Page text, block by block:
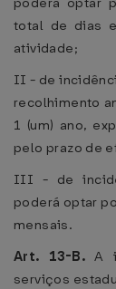
total de dias
atividade;
II - de
recolhimento
1 (um) ano,
pelo prazo de
III - de
poderá optar
mensais.
Art. 13-B.A
serviços